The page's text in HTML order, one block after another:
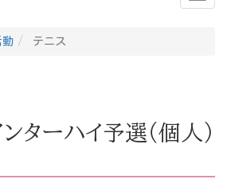
動 テニス
ターハイ予選（個人）